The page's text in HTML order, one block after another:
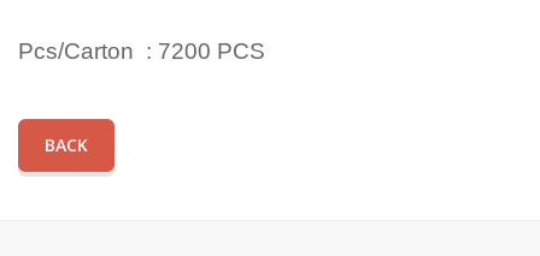
Pcs/Carton : 7200 PCS
BACK